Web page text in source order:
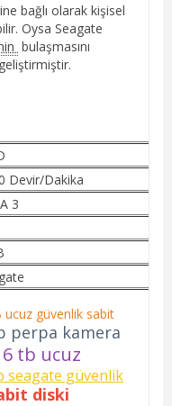
bağlı olarak kişisel
Oysa Seagate
bulaşmasını
Devir/Dakika
3
ucuz güvenlik sabit
perpa kamera
6 tb ucuz
seagate güvenlik
diski